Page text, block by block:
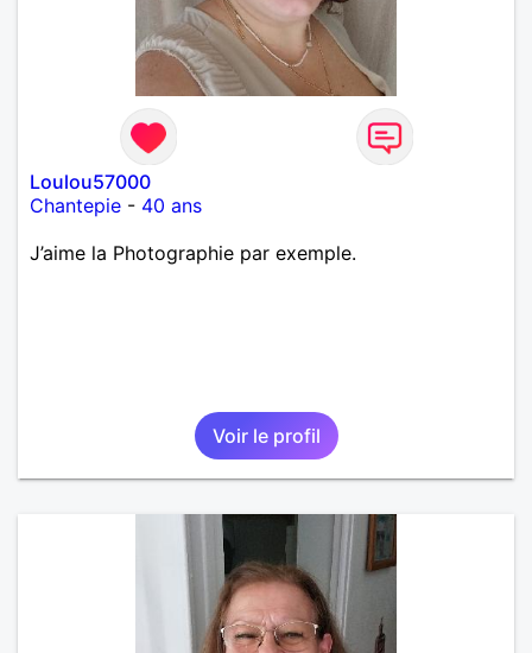
Loulou57000
Chantepie - 40 ans
J’aime la Photographie par exemple.
Voir le profil